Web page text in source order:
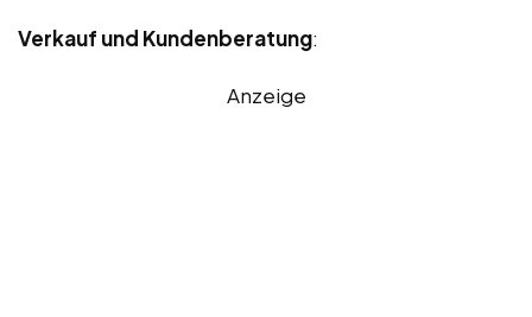
Verkauf und Kundenberatung:
Anzeige